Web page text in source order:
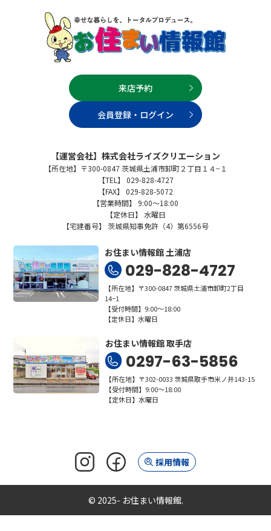
来店予約
会員登録・ログイン
【運営会社】株式会社ライズクリエーション
【所在地】〒300-0847 茨城県土浦市卸町２丁目１４−１
【TEL】 029-828-4727
【FAX】 029-828-5072
【営業時間】 9:00～18:00
【定休日】 水曜日
【宅建番号】 茨城県知事免許（4）第6556号
お住まい情報館 土浦店
029-828-4727
【所在地】〒300-0847 茨城県土浦市卸町2丁目
14−1
【受付時間】9:00～18:00
【定休日】水曜日
お住まい情報館 取手店
0297-63-5856
【所在地】〒302-0033 茨城県取手市米ノ井143-15
【受付時間】9:00～18:00
【定休日】水曜日
採用情報
© 2025- お住まい情報館.